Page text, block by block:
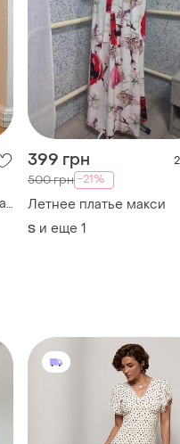
399 грн 2
500 грн -21%
Летнее платье макси
и еще 1